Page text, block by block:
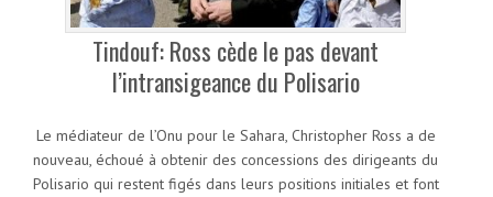
Tindouf: Ross cède le pas devant
l’intransigeance du Polisario
Le médiateur de l’Onu pour le Sahara, Christopher Ross a de
nouveau, échoué à obtenir des concessions des dirigeants du
Polisario qui restent figés dans leurs positions initiales et font